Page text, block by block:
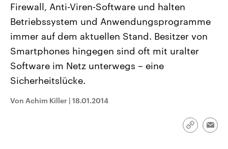
Landtagswahl Sachsen-Anhalt
2026
Alle Informationen
Sachsen-Anhalt wählt am 6.
September 2026 einen neuen
Landtag. Seit 2021 wird das
Bundesland von einer Koalition aus
Umfragen, Prognosen,
und Hintergründe zu den Parteien
und Kandidaten der anstehenden
Aktuelle Beiträge,
Hintergründe
Wirtschaftlich und
gehören die Vereinigten
den mächtigsten Ländern
mit großem Einfluss auf
Sendungen Programm
Firewall, Anti-Viren-Software und halten
Betriebssystem und Anwendungsprogramme
immer auf dem aktuellen Stand. Besitzer von
Smartphones hingegen sind oft mit uralter
Software im Netz unterwegs – eine
Sicherheitslücke.
Von Achim Killer | 18.01.2014
Link